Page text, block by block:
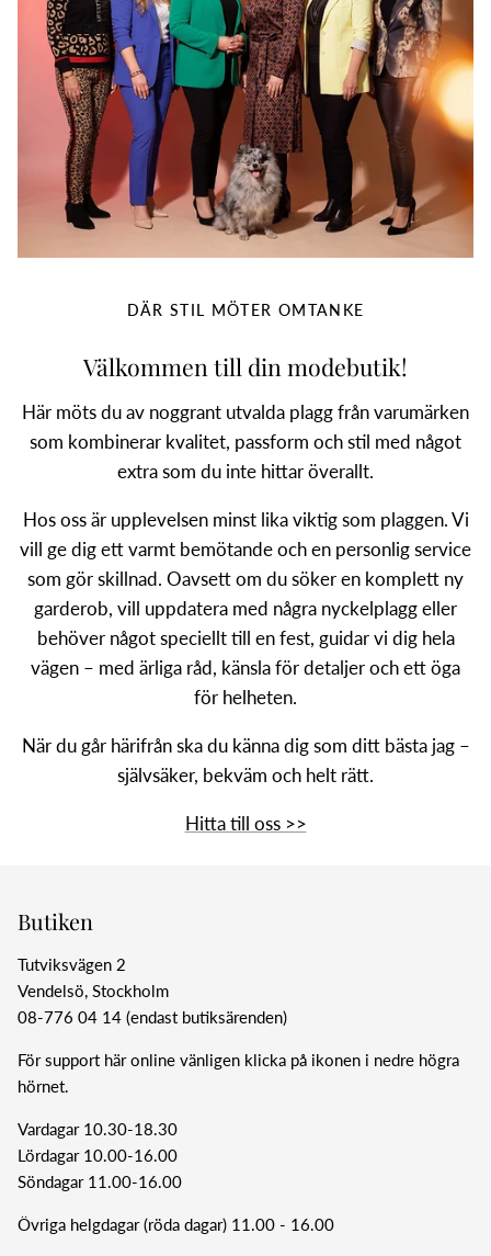
DÄR STIL MÖTER OMTANKE
Välkommen till din modebutik!
Här möts du av noggrant utvalda plagg från varumärken
som kombinerar kvalitet, passform och stil med något
extra som du inte hittar överallt.
Hos oss är upplevelsen minst lika viktig som plaggen. Vi
vill ge dig ett varmt bemötande och en personlig service
som gör skillnad. Oavsett om du söker en komplett ny
garderob, vill uppdatera med några nyckelplagg eller
behöver något speciellt till en fest, guidar vi dig hela
vägen – med ärliga råd, känsla för detaljer och ett öga
för helheten.
När du går härifrån ska du känna dig som ditt bästa jag –
självsäker, bekväm och helt rätt.
Hitta till oss >>
Butiken
Tutviksvägen 2
Vendelsö, Stockholm
08-776 04 14 (endast butiksärenden)
För support här online vänligen klicka på ikonen i nedre högra
hörnet.
Vardagar 10.30-18.30
Lördagar 10.00-16.00
Söndagar 11.00-16.00
Övriga helgdagar (röda dagar) 11.00 - 16.00